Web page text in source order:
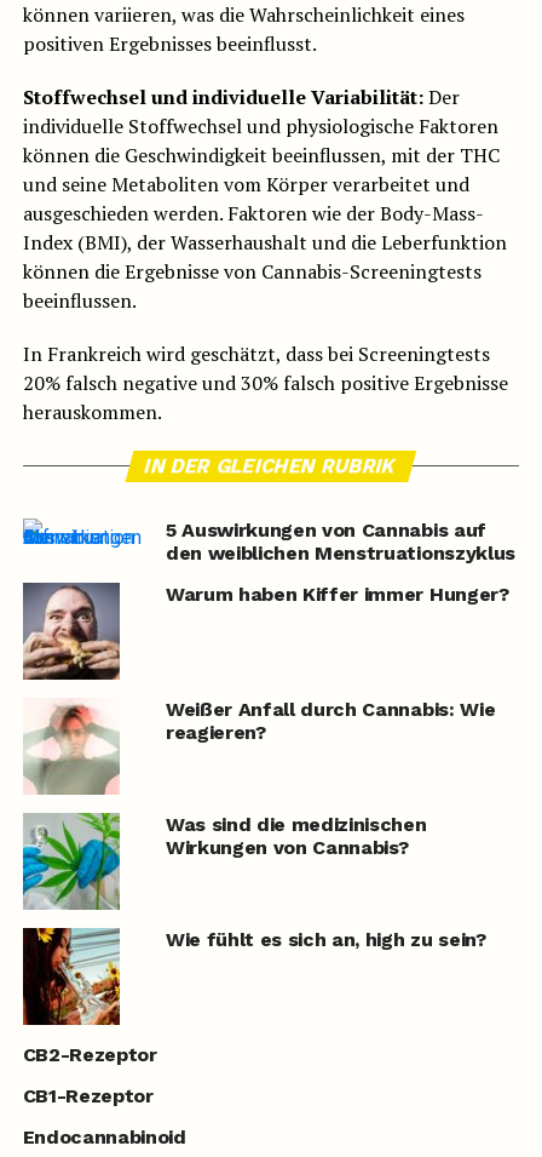
können variieren, was die Wahrscheinlichkeit eines
positiven Ergebnisses beeinflusst.
Stoffwechsel und individuelle Variabilität:Der
individuelle Stoffwechsel und physiologische Faktoren
können die Geschwindigkeit beeinflussen, mit der THC
und seine Metaboliten vom Körper verarbeitet und
ausgeschieden werden. Faktoren wie der Body-Mass-
Index (BMI), der Wasserhaushalt und die Leberfunktion
können die Ergebnisse von Cannabis-Screeningtests
beeinflussen.
In Frankreich wird geschätzt, dass bei Screeningtests
20% falsch negative und 30% falsch positive Ergebnisse
herauskommen.
IN DER GLEICHEN RUBRIK
5 Auswirkungen von Cannabis auf
den weiblichen Menstruationszyklus
Warum haben Kiffer immer Hunger?
Weißer Anfall durch Cannabis: Wie
reagieren?
Was sind die medizinischen
Wirkungen von Cannabis?
Wie fühlt es sich an, high zu sein?
CB2-Rezeptor
CB1-Rezeptor
Endocannabinoid